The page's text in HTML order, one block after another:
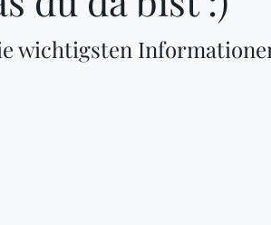
wichtigsten